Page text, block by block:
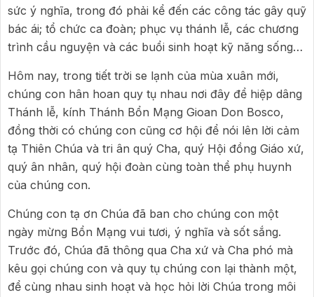
sức ý nghĩa, trong đó phải kể đến các công tác gây quỹ
bác ái; tổ chức ca đoàn; phục vụ thánh lễ, các chương
trình cầu nguyện và các buổi sinh hoạt kỹ năng sống…
Hôm nay, trong tiết trời se lạnh của mùa xuân mới,
chúng con hân hoan quy tụ nhau nơi đây để hiệp dâng
Thánh lễ, kính Thánh Bổn Mạng Gioan Don Bosco,
đồng thời có chúng con cũng cơ hội để nói lên lời cảm
tạ Thiên Chúa và tri ân quý Cha, quý Hội đồng Giáo xứ,
quý ân nhân, quý hội đoàn cùng toàn thể phụ huynh
của chúng con.
Chúng con tạ ơn Chúa đã ban cho chúng con một
ngày mừng Bổn Mạng vui tươi, ý nghĩa và sốt sắng.
Trước đó, Chúa đã thông qua Cha xứ và Cha phó mà
kêu gọi chúng con và quy tụ chúng con lại thành một,
để cùng nhau sinh hoạt và học hỏi lời Chúa trong môi